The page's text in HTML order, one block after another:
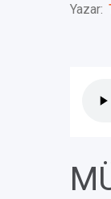
Yazar: